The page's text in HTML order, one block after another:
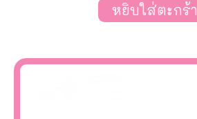
หยิบใส่ตะกร้า